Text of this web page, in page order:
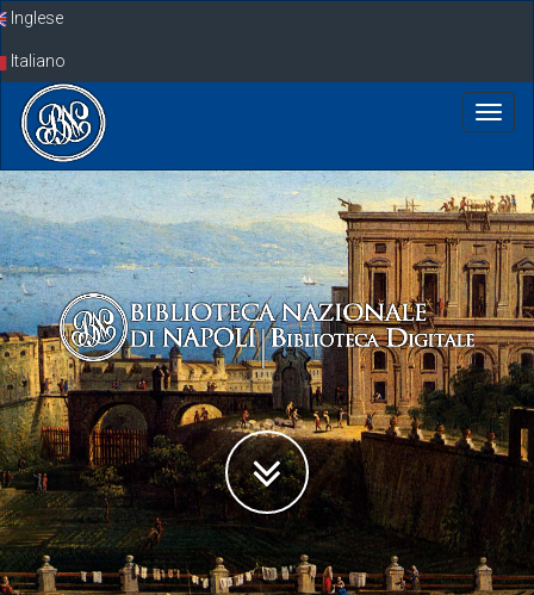
SkipInglese
Italiano